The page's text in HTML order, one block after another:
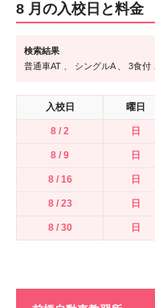
8 月の入校日と料金
検索結果
普通車AT 、
シングルA 、 3食付
入校日 曜日
8 / 2 日
8 / 9 日
8 / 16 日
8 / 23 日
8 / 30 日